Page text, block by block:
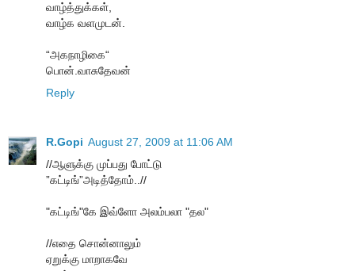
வாழ்த்துக்கள்,
வாழ்க வளமுடன்.
“அகநாழிகை“
பொன்.வாசுதேவன்
Reply
R.Gopi August 27, 2009 at 11:06 AM
//ஆளுக்கு முப்பது போட்டு
”கட்டிங்”அடித்தோம்..//
"கட்டிங்"கே இவ்ளோ அலம்பலா "தல"
//எதை சொன்னாலும்
ஏறுக்கு மாறாகவே